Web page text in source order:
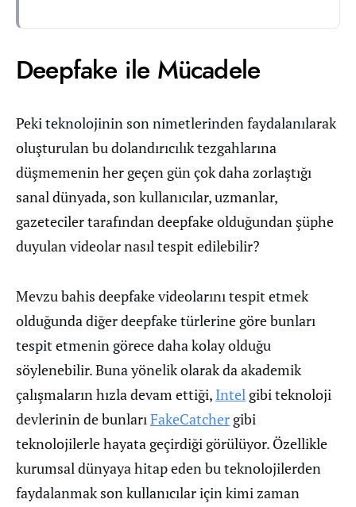
Deepfake ile Mücadele
Peki teknolojinin son nimetlerinden faydalanılarak
oluşturulan bu dolandırıcılık tezgahlarına
düşmemenin her geçen gün çok daha zorlaştığı
sanal dünyada, son kullanıcılar, uzmanlar,
gazeteciler tarafından deepfake olduğundan şüphe
duyulan videolar nasıl tespit edilebilir?
Mevzu bahis deepfake videolarını tespit etmek
olduğunda diğer deepfake türlerine göre bunları
tespit etmenin görece daha kolay olduğu
söylenebilir. Buna yönelik olarak da akademik
çalışmaların hızla devam ettiği, Intel gibi teknoloji
devlerinin de bunlarıFakeCatcher gibi
teknolojilerle hayata geçirdiği görülüyor. Özellikle
kurumsal dünyaya hitap eden bu teknolojilerden
faydalanmak son kullanıcılar için kimi zaman